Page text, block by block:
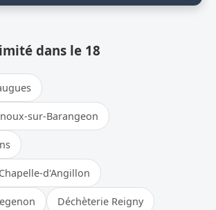
dans le 18
sur-Barangeon
d'Angillon
Déchèterie Reigny